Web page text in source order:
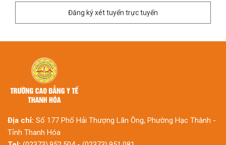
Đăng ký xét tuyển trực tuyến
Địa chỉ: Số 177 Phố Hải Thượng Lãn Ông, Phường Hạc Thành -
Tỉnh Thanh Hóa